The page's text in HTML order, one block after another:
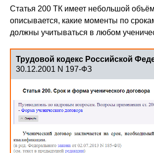
Статья 200 ТК имеет небольшой
описывается, какие моменты по
должны учитываться в любом
Трудовой кодекс Российской
30.12.2001 N 197-ФЗ